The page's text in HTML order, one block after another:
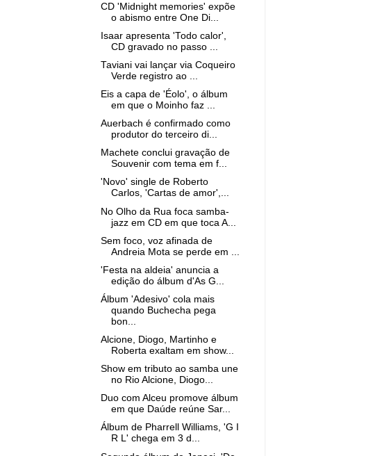
CD 'Midnight memories' expõe
o abismo entre One Di...
Isaar apresenta 'Todo calor',
CD gravado no passo ...
Taviani vai lançar via Coqueiro
Verde registro ao ...
Eis a capa de 'Éolo', o álbum
em que o Moinho faz ...
Auerbach é confirmado como
produtor do terceiro di...
Machete conclui gravação de
Souvenir com tema em f...
'Novo' single de Roberto
Carlos, 'Cartas de amor',...
No Olho da Rua foca samba-
jazz em CD em que toca A...
Sem foco, voz afinada de
Andreia Mota se perde em ...
'Festa na aldeia' anuncia a
edição do álbum d'As G...
Álbum 'Adesivo' cola mais
quando Buchecha pega
bon...
Alcione, Diogo, Martinho e
Roberta exaltam em show...
Show em tributo ao samba une
no Rio Alcione, Diogo...
Duo com Alceu promove álbum
em que Daúde reúne Sar...
Álbum de Pharrell Williams, 'G I
R L' chega em 3 d...